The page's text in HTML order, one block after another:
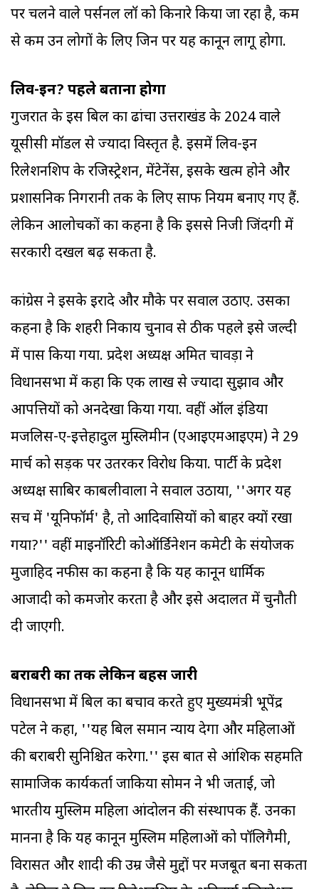
पर चलने वाले पर्सनल लॉ को किनारे किया जा रहा है, कम
से कम उन लोगों के लिए जिन पर यह कानून लागू होगा.
लिव-इन? पहले बताना होगा
गुजरात के इस बिल का ढांचा उत्तराखंड के 2024 वाले
यूसीसी मॉडल से ज्यादा विस्तृत है. इसमें लिव-इन
रिलेशनशिप के रजिस्ट्रेशन, मेंटेनेंस, इसके खत्म होने और
प्रशासनिक निगरानी तक के लिए साफ नियम बनाए गए हैं.
लेकिन आलोचकों का कहना है कि इससे निजी जिंदगी में
सरकारी दखल बढ़ सकता है.
कांग्रेस ने इसके इरादे और मौके पर सवाल उठाए. उसका
कहना है कि शहरी निकाय चुनाव से ठीक पहले इसे जल्दी
में पास किया गया. प्रदेश अध्यक्ष अमित चावड़ा ने
विधानसभा में कहा कि एक लाख से ज्यादा सुझाव और
आपत्तियों को अनदेखा किया गया. वहीं ऑल इंडिया
मजलिस-ए-इत्तेहादुल मुस्लिमीन (एआइएमआइएम) ने 29
मार्च को सड़क पर उतरकर विरोध किया. पार्टी के प्रदेश
अध्यक्ष साबिर काबलीवाला ने सवाल उठाया, ''अगर यह
सच में 'यूनिफॉर्म' है, तो आदिवासियों को बाहर क्यों रखा
गया?'' वहीं माइनॉरिटी कोऑर्डिनेशन कमेटी के संयोजक
मुजाहिद नफीस का कहना है कि यह कानून धार्मिक
आजादी को कमजोर करता है और इसे अदालत में चुनौती
दी जाएगी.
बराबरी का तर्क लेकिन बहस जारी
विधानसभा में बिल का बचाव करते हुए मुख्यमंत्री भूपेंद्र
पटेल ने कहा, ''यह बिल समान न्याय देगा और महिलाओं
की बराबरी सुनिश्चित करेगा.'' इस बात से आंशिक सहमति
सामाजिक कार्यकर्ता जाकिया सोमन ने भी जताई, जो
भारतीय मुस्लिम महिला आंदोलन की संस्थापक हैं. उनका
मानना है कि यह कानून मुस्लिम महिलाओं को पॉलिगैमी,
विरासत और शादी की उम्र जैसे मुद्दों पर मजबूत बना सकता